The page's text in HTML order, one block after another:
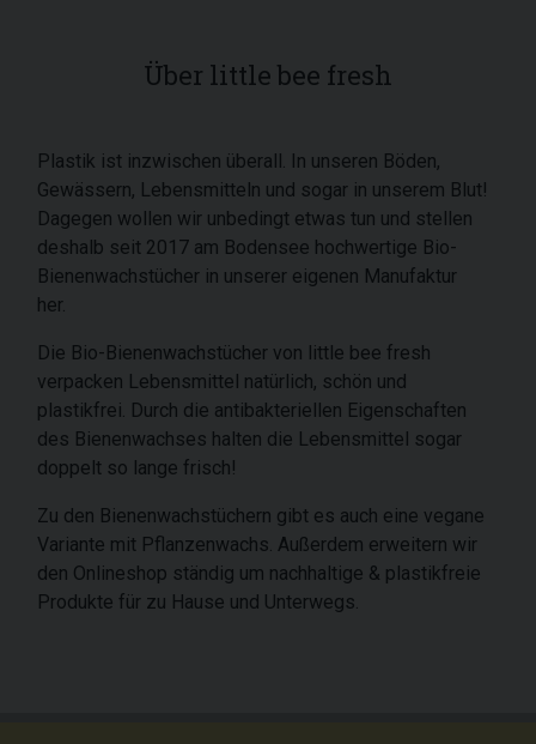
Über little bee fresh
Plastik ist inzwischen überall. In unseren Böden,
Gewässern, Lebensmitteln und sogar in unserem Blut!
Dagegen wollen wir unbedingt etwas tun und stellen
deshalb seit 2017 am Bodensee hochwertige Bio-
Bienenwachstücher in unserer eigenen Manufaktur
her.
Die Bio-Bienenwachstücher von little bee fresh
verpacken Lebensmittel natürlich, schön und
plastikfrei. Durch die antibakteriellen Eigenschaften
des Bienenwachses halten die Lebensmittel sogar
doppelt so lange frisch!
Zu den Bienenwachstüchern gibt es auch eine vegane
Variante mit Pflanzenwachs. Außerdem erweitern wir
den Onlineshop ständig um nachhaltige & plastikfreie
Produkte für zu Hause und Unterwegs.